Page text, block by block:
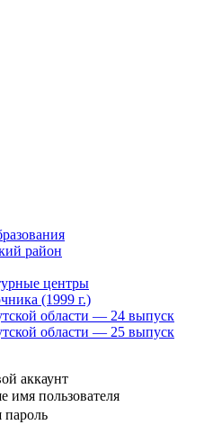
район
центры
(1999 г.)
области — 24 выпуск
области — 25 выпуск
аккаунт
имя пользователя